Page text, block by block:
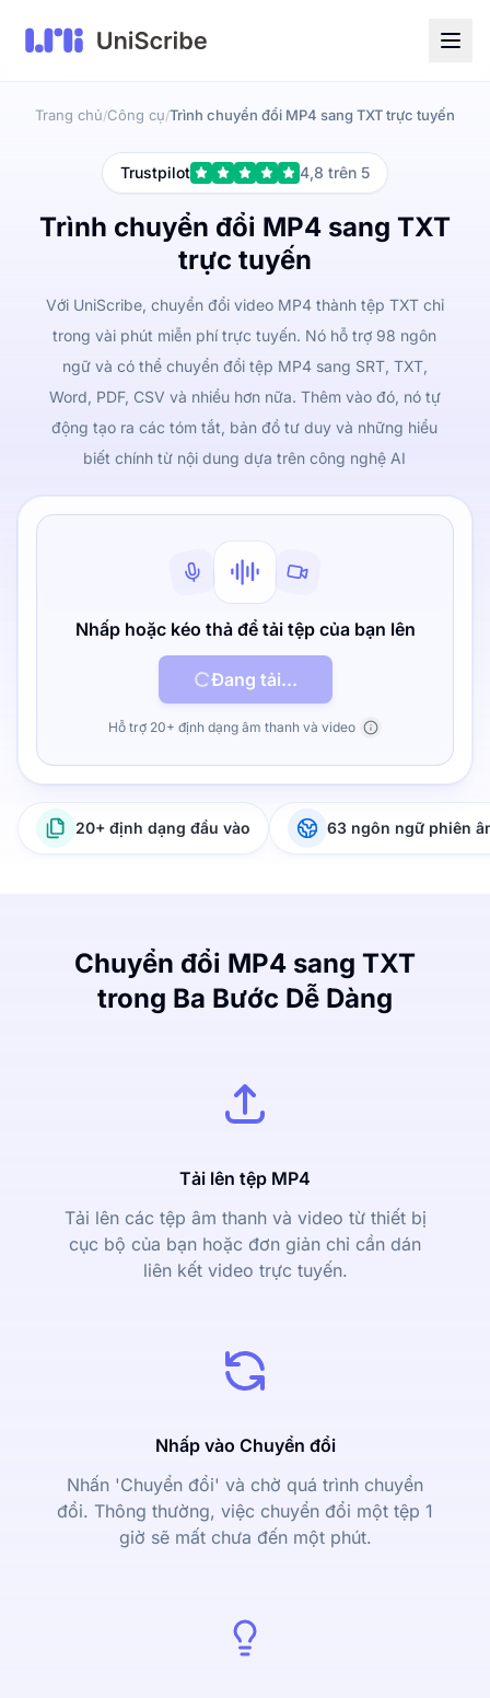
Trang chủ/Công cụ/Trình chuyển đổi MP4 sang TXT trực tuyến
Trustpilot 4,8 trên 5
Trình chuyển đổi MP4 sang TXT
trực tuyến
Với UniScribe, chuyển đổi video MP4 thành tệp TXT chỉ
trong vài phút miễn phí trực tuyến. Nó hỗ trợ 98 ngôn
ngữ và có thể chuyển đổi tệp MP4 sang SRT, TXT,
Word, PDF, CSV và nhiều hơn nữa. Thêm vào đó, nó tự
động tạo ra các tóm tắt, bản đồ tư duy và những hiểu
biết chính từ nội dung dựa trên công nghệ AI
Nhấp hoặc kéo thả để tải tệp của bạn lên
Đang tải...
Hỗ trợ 20+ định dạng âm thanh và video
20+ định dạng đầu vào 63 ngôn ngữ phiên
Chuyển đổi MP4 sang TXT
trong Ba Bước Dễ Dàng
Tải lên tệp MP4
Tải lên các tệp âm thanh và video từ thiết bị
cục bộ của bạn hoặc đơn giản chỉ cần dán
liên kết video trực tuyến.
Nhấp vào Chuyển đổi
Nhấn 'Chuyển đổi' và chờ quá trình chuyển
đổi. Thông thường, việc chuyển đổi một tệp 1
giờ sẽ mất chưa đến một phút.